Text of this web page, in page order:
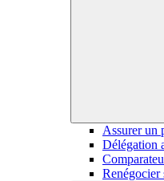
Assurer un
Délégation
Renégocier